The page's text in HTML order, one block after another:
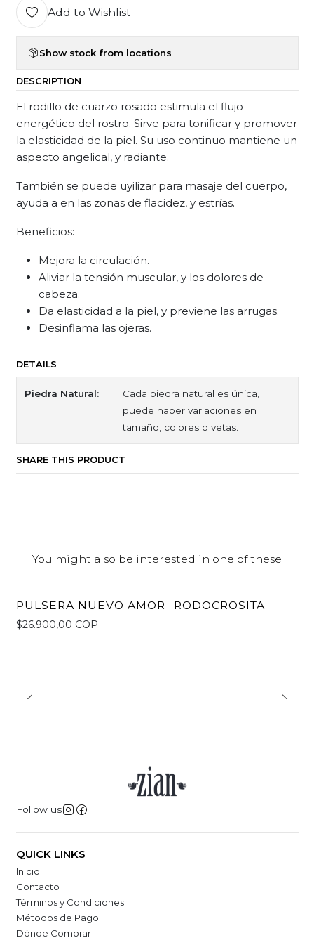
Add to Wishlist
Show stock from locations
DESCRIPTION
El rodillo de cuarzo rosado estimula el flujo
energético del rostro. Sirve para tonificar y promover
la elasticidad de la piel. Su uso continuo mantiene un
aspecto angelical, y radiante.
También se puede uyilizar para masaje del cuerpo,
ayuda a en las zonas de flacidez, y estrías.
Beneficios:
Mejora la circulación.
Aliviar la tensión muscular, y los dolores de
cabeza.
Da elasticidad a la piel, y previene las arrugas.
Desinflama las ojeras.
DETAILS
Piedra Natural:
Cada piedra natural es única,
puede haber variaciones en
tamaño, colores o vetas.
SHARE THIS PRODUCT
You might also be interested in one of these
PULSERA NUEVO AMOR- RODOCROSITA
$26.900,00 COP
Follow us
QUICK LINKS
Inicio
Contacto
Términos y Condiciones
Métodos de Pago
Dónde Comprar